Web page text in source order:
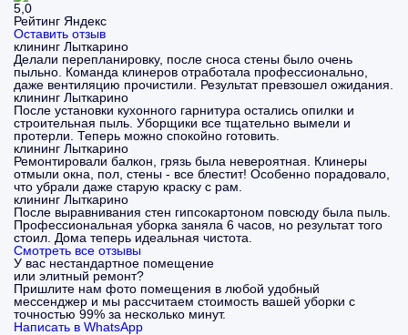
5,0
Рейтинг Яндекс
Оставить отзыв
клининг Лыткарино
Делали перепланировку, после сноса стены было очень
пыльно. Команда клинеров отработала профессионально,
даже вентиляцию прочистили. Результат превзошел ожидания.
клининг Лыткарино
После установки кухонного гарнитура остались опилки и
строительная пыль. Уборщики все тщательно вымели и
протерли. Теперь можно спокойно готовить.
клининг Лыткарино
Ремонтировали балкон, грязь была невероятная. Клинеры
отмыли окна, пол, стены - все блестит! Особенно порадовало,
что убрали даже старую краску с рам.
клининг Лыткарино
После выравнивания стен гипсокартоном повсюду была пыль.
Профессиональная уборка заняла 6 часов, но результат того
стоил. Дома теперь идеальная чистота.
Смотреть все отзывы
У вас нестандартное помещение
или элитный ремонт?
Пришлите нам фото помещения в любой удобный
мессенджер и мы рассчитаем стоимость вашей уборки с
точностью 99% за несколько минут.
Написать в WhatsApp